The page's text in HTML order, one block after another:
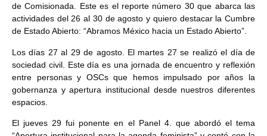
de Comisionada. Este es el reporte número 30 que abarca las
actividades del 26 al 30 de agosto y quiero destacar la Cumbre
de Estado Abierto: “Abramos México hacia un Estado Abierto”.
Los días 27 al 29 de agosto. El martes 27 se realizó el día de
sociedad civil. Este día es una jornada de encuentro y reflexión
entre personas y OSCs que hemos impulsado por años la
gobernanza y apertura institucional desde nuestros diferentes
espacios.
El jueves 29 fui ponente en el Panel 4. que abordó el tema